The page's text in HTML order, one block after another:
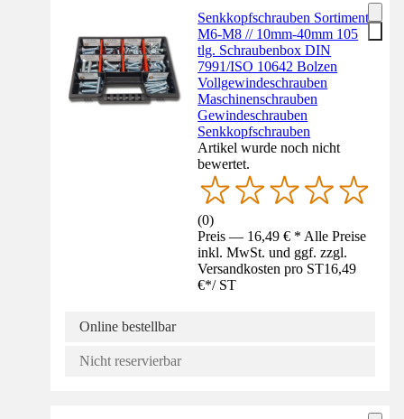
Senkkopfschrauben Sortiment
M6-M8 // 10mm-40mm 105
tlg. Schraubenbox DIN
7991/ISO 10642 Bolzen
Vollgewindeschrauben
Maschinenschrauben
Gewindeschrauben
Senkkopfschrauben
Artikel wurde noch nicht
bewertet.
(0)
Preis — 16,49 € * Alle Preise
inkl. MwSt. und ggf. zzgl.
Versandkosten pro ST16,49
€*/ ST
Online bestellbar
Nicht reservierbar